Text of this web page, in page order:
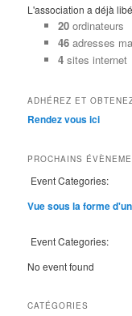
r
L'association a déjà
20ordinateurs
46adresses
4sites internet
ADHÉREZ ET
Rendez vous ici
PROCHAINS
Event Categories:
Vue sous la forme
Event Categories:
No event found
CATÉGORIES